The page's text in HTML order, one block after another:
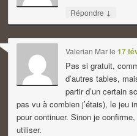
Répondre ↓
Valerian Marle17
Pas si gratuit,
d’autres tables,
partir d’un certain
pas vu à combien j’étais), le jeu
pour continuer. Sinon je
utiliser.